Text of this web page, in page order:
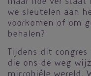
maar hoe ver staat
we sleutelen aan
voorkomen of om
behalen?
Tijdens dit
die ons de weg